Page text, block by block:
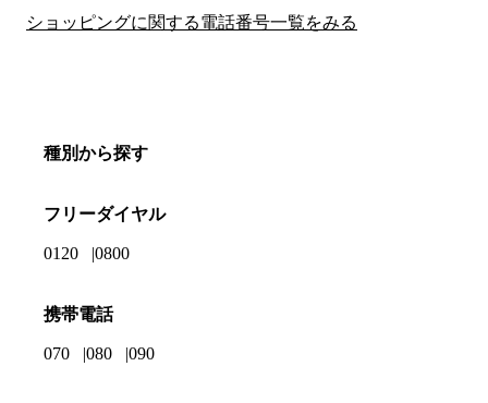
ショッピングに関する電話番号一覧をみる
種別から探す
フリーダイヤル
0120 0800
携帯電話
070 080 090